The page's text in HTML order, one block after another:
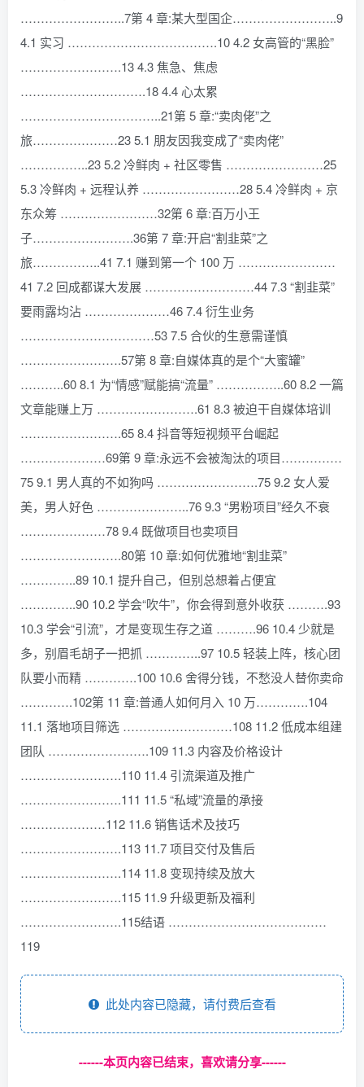
……………………..7第 4 章:某大型国企……………………..9
4.1 实习 ……………………………….10 4.2 女高管的“黑脸”
…………………….13 4.3 焦急、焦虑
………………………….18 4.4 心太累
……………………………..21第 5 章:“卖肉佬”之
旅…………………23 5.1 朋友因我变成了“卖肉佬”
……………..23 5.2 冷鲜肉 + 社区零售 ……………………25
5.3 冷鲜肉 + 远程认养 ……………………28 5.4 冷鲜肉 + 京
东众筹 ……………………32第 6 章:百万小王
子…………………….36第 7 章:开启“割韭菜”之
旅……………..41 7.1 赚到第一个 100 万 ……………………
41 7.2 回成都谋大发展 ………………………44 7.3 “割韭菜”
要雨露均沾 …………………46 7.4 衍生业务
……………………………53 7.5 合伙的生意需谨慎
…………………….57第 8 章:自媒体真的是个“大蜜罐”
………..60 8.1 为“情感”赋能搞“流量” ……………..60 8.2 一篇
文章能赚上万 …………………….61 8.3 被迫干自媒体培训
…………………….65 8.4 抖音等短视频平台崛起
…………………69第 9 章:永远不会被淘汰的项目……………
75 9.1 男人真的不如狗吗 …………………….75 9.2 女人爱
美，男人好色 …………………..76 9.3 “男粉项目”经久不衰
…………………78 9.4 既做项目也卖项目
…………………….80第 10 章:如何优雅地“割韭菜”
…………..89 10.1 提升自己，但别总想着占便宜
…………..90 10.2 学会“吹牛”，你会得到意外收获 ……….93
10.3 学会“引流”，才是变现生存之道 ……….96 10.4 少就是
多，别眉毛胡子一把抓 …………..97 10.5 轻装上阵，核心团
队要小而精 ………….100 10.6 舍得分钱，不愁没人替你卖命
………….102第 11 章:普通人如何月入 10 万………….104
11.1 落地项目筛选 ………………………108 11.2 低成本组建
团队 …………………….109 11.3 内容及价格设计
…………………….110 11.4 引流渠道及推广
…………………….111 11.5 “私域”流量的承接
…………………112 11.6 销售话术及技巧
…………………….113 11.7 项目交付及售后
…………………….114 11.8 变现持续及放大
…………………….115 11.9 升级更新及福利
…………………….115结语 …………………………………
119
此处内容已隐藏，请付费后查看
------本页内容已结束，喜欢请分享------